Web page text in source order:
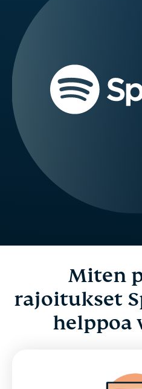
Miten
rajoitukset
helppoa